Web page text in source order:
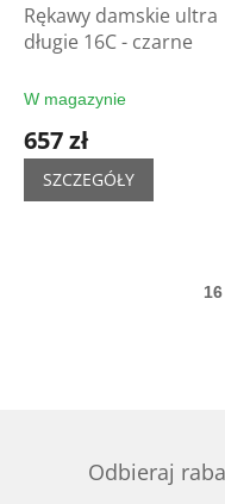
Rękawy damskie ultra
długie 16C - czarne
W magazynie
657 zł
SZCZEGÓŁY
16
Odbieraj